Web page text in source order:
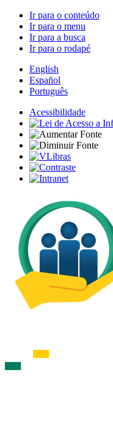
Ir para o conteúdo
Ir para o menu
Ir para a busca
Ir para o rodapé
English
Español
Português
Acessibilidade